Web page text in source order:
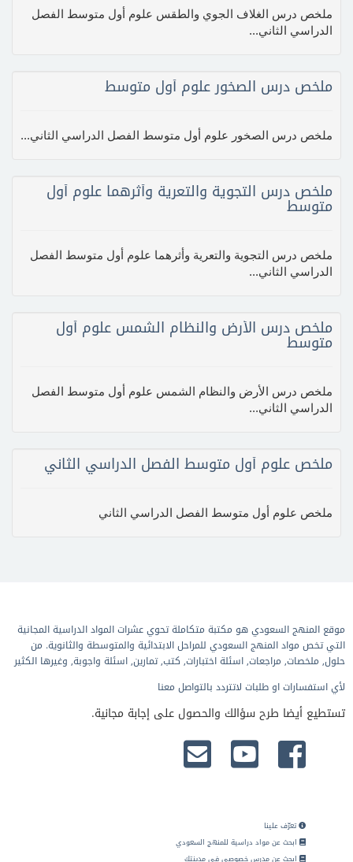
ملخص درس الغلاف الجوي والطقس علوم أول متوسط الفصل
الدراسي الثاني...
ملخص درس الصخور علوم أول متوسط
ملخص درس الصخور علوم أول متوسط الفصل الدراسي الثاني...
ملخص درس التجوية والتعرية وأثرهما علوم أول
متوسط
ملخص درس التجوية والتعرية وأثرهما علوم أول متوسط الفصل
الدراسي الثاني...
ملخص درس الأرض والنظام الشمس علوم أول
متوسط
ملخص درس الأرض والنظام الشمس علوم أول متوسط الفصل
الدراسي الثاني...
ملخص علوم أول متوسط الفصل الدراسي الثاني
ملخص علوم أول متوسط الفصل الدراسي الثاني
موقع المنهج السعودي هو مكتبة متكاملة تحوي عشرات المواد الدراسية المجانية
التي تخص مواد المنهج السعودي للمراحل الابتدائية والمتوسطة والثانوية. من
حلول, ملخصات, مراجعات, اسئلة اختبارات, كتب, تمارين, اسئلة واجوبة, وغيرها الكثير
لأي استفسارات او طلبات لاتتردد بالتواصل معنا
تستطيع أيضا طرح سؤالك والحصول على إجابة مجانية.
تعرّف علينا
ابحث عن مواد دراسية للمنهج السعودي
ابحث عن مدرس خصوصي في مدينتك